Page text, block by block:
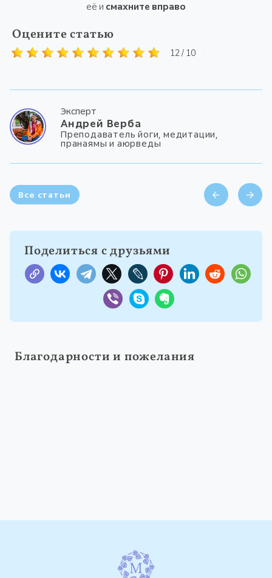
её и смахните вправо
Оцените статью
12 / 10
Эксперт
Андрей Верба
Преподаватель йоги, медитации,
пранаямы и аюрведы
Все статьи
Поделиться с друзьями
Благодарности и пожелания